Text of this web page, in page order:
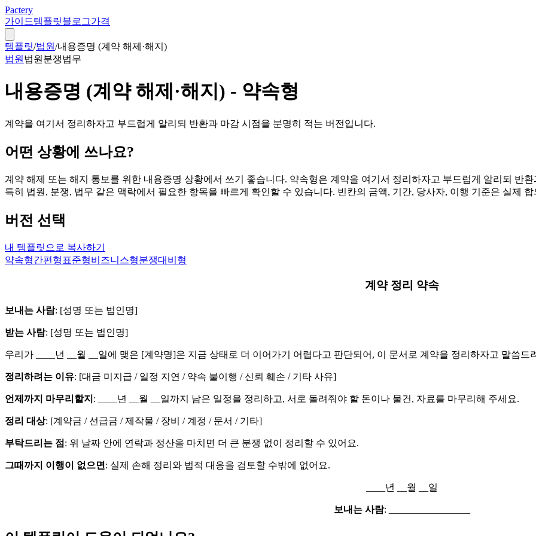
Pactery
가이드템플릿블로그가격
템플릿/법원/내용증명 (계약 해제·해지)
법원 법원 분쟁법무
내용증명 (계약 해제·해지) - 약속형
계약을 여기서 정리하자고 부드럽게 알리되 반환과 마감 시점을 분명히 적는 버전입니다.
어떤 상황에 쓰나요?
계약 해제 또는 해지 통보를 위한 내용증명 상황에서 쓰기 좋습니다. 약속형은 계약을 여기서 정리하자고 부드럽게 알리되 반
특히 법원, 분쟁, 법무 같은 맥락에서 필요한 항목을 빠르게 확인할 수 있습니다. 빈칸의 금액, 기간, 당사자, 이행 기준은 실제
버전 선택
내 템플릿으로 복사하기
약속형간편형 표준형비즈니스형분쟁대비형
계약 정리 약속
보내는 사람: [성명 또는 법인명]
받는 사람: [성명 또는 법인명]
우리가 ____년 __월 __일에 맺은 [계약명]은 지금 상태로 더 이어가기 어렵다고 판단되어, 이 문서로 계약을 정리하자고 말씀드
정리하려는 이유: [대금 미지급 / 일정 지연 / 약속 불이행 / 신뢰 훼손 / 기타 사유]
언제까지 마무리할지 : ____년 __월 __일까지 남은 일정을 정리하고, 서로 돌려줘야 할 돈이나 물건, 자료를 마무리해 주세요.
정리 대상: [계약금 / 선급금 / 제작물 / 장비 / 계정 / 문서 / 기타]
부탁드리는 점 : 위 날짜 안에 연락과 정산을 마치면 더 큰 분쟁 없이 정리할 수 있어요.
그때까지 이행이 없으면 : 실제 손해 정리와 법적 대응을 검토할 수밖에 없어요.
____년 __월 __일
보내는 사람: _________________